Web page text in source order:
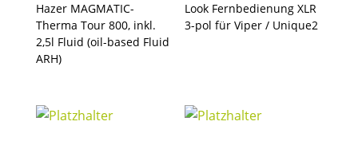
Hazer MAGMATIC-
Therma Tour 800, inkl.
2,5l Fluid (oil-based Fluid
ARH)
Look Fernbedienung XLR
3-pol für Viper / Unique2